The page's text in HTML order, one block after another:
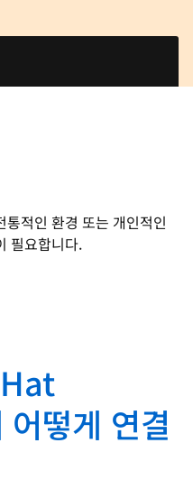
적인 환경 또는 개인적인
필요합니다.
떻게 연결